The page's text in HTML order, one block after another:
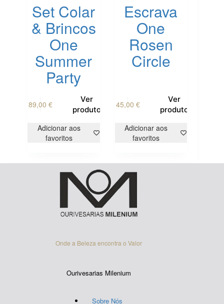
Set Colar
& Brincos
One
Summer
Party
89,00€
Ver
produto
Adicionar aos
favoritos
Escrava
One
Rosen
Circle
45,00 €
Ver
produto
Adicionar aos
favoritos
Onde a Beleza encontra o Valor
Ourivesarias Milenium
Sobre Nós